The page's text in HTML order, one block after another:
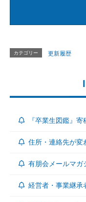
カテゴリー 更新履歴
『卒業生図鑑』
住所・連絡先が変
有朋会メールマガ
経営者・事業継承